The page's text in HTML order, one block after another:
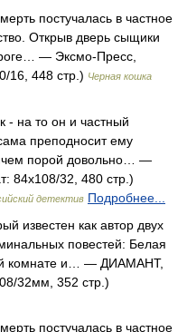
постучалась в частное
Открыв дверь сыщики
— Эксмо-Пресс,
16, 448 стр.) Черная кошка
- на то он и частный
преподносит ему
порой довольно… —
84x108/32, 480 стр.)
детектив Подробнее...
известен как автор двух
повестей: Белая
комнате и… — ДИАМАНТ,
32мм, 352 стр.)
постучалась в частное